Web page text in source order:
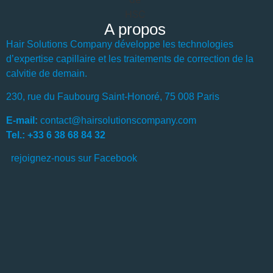
A propos
Hair Solutions Company développe les technologies
d’expertise capillaire et les traitements de correction de la
calvitie de demain.
230, rue du Faubourg Saint-Honoré, 75 008 Paris
E-mail: contact@hairsolutionscompany.com
Tel.: +33 6 38 68 84 32
rejoignez-nous sur Facebook